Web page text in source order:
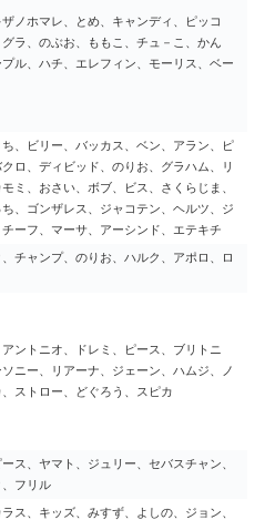
ノホマレ、とめ、キャンディ、ピッコ
ラ、のぶお、ももこ、チュ－こ、かん
ル、ハチ、エレフィン、モーリス、ベー
、ビリー、バッカス、ベン、アラン、ピ
ロ、ディビッド、のりお、グラハム、リ
ミ、おさい、ボブ、ビス、さくらじま、
、ゴンザレス、ジャコテン、ヘルツ、ジ
チーフ、マーサ、アーシンド、エテキチ
チャンプ、のりお、ハルク、アポロ、ロ
ントニオ、ドレミ、ピース、ブリトニ
ニー、リアーナ、ジェーン、ハムジ、ノ
ストロー、どぐろう、スピカ
ス、ヤマト、ジュリー、セバスチャン、
フリル
ス、キッズ、みすず、よしの、ジョン、